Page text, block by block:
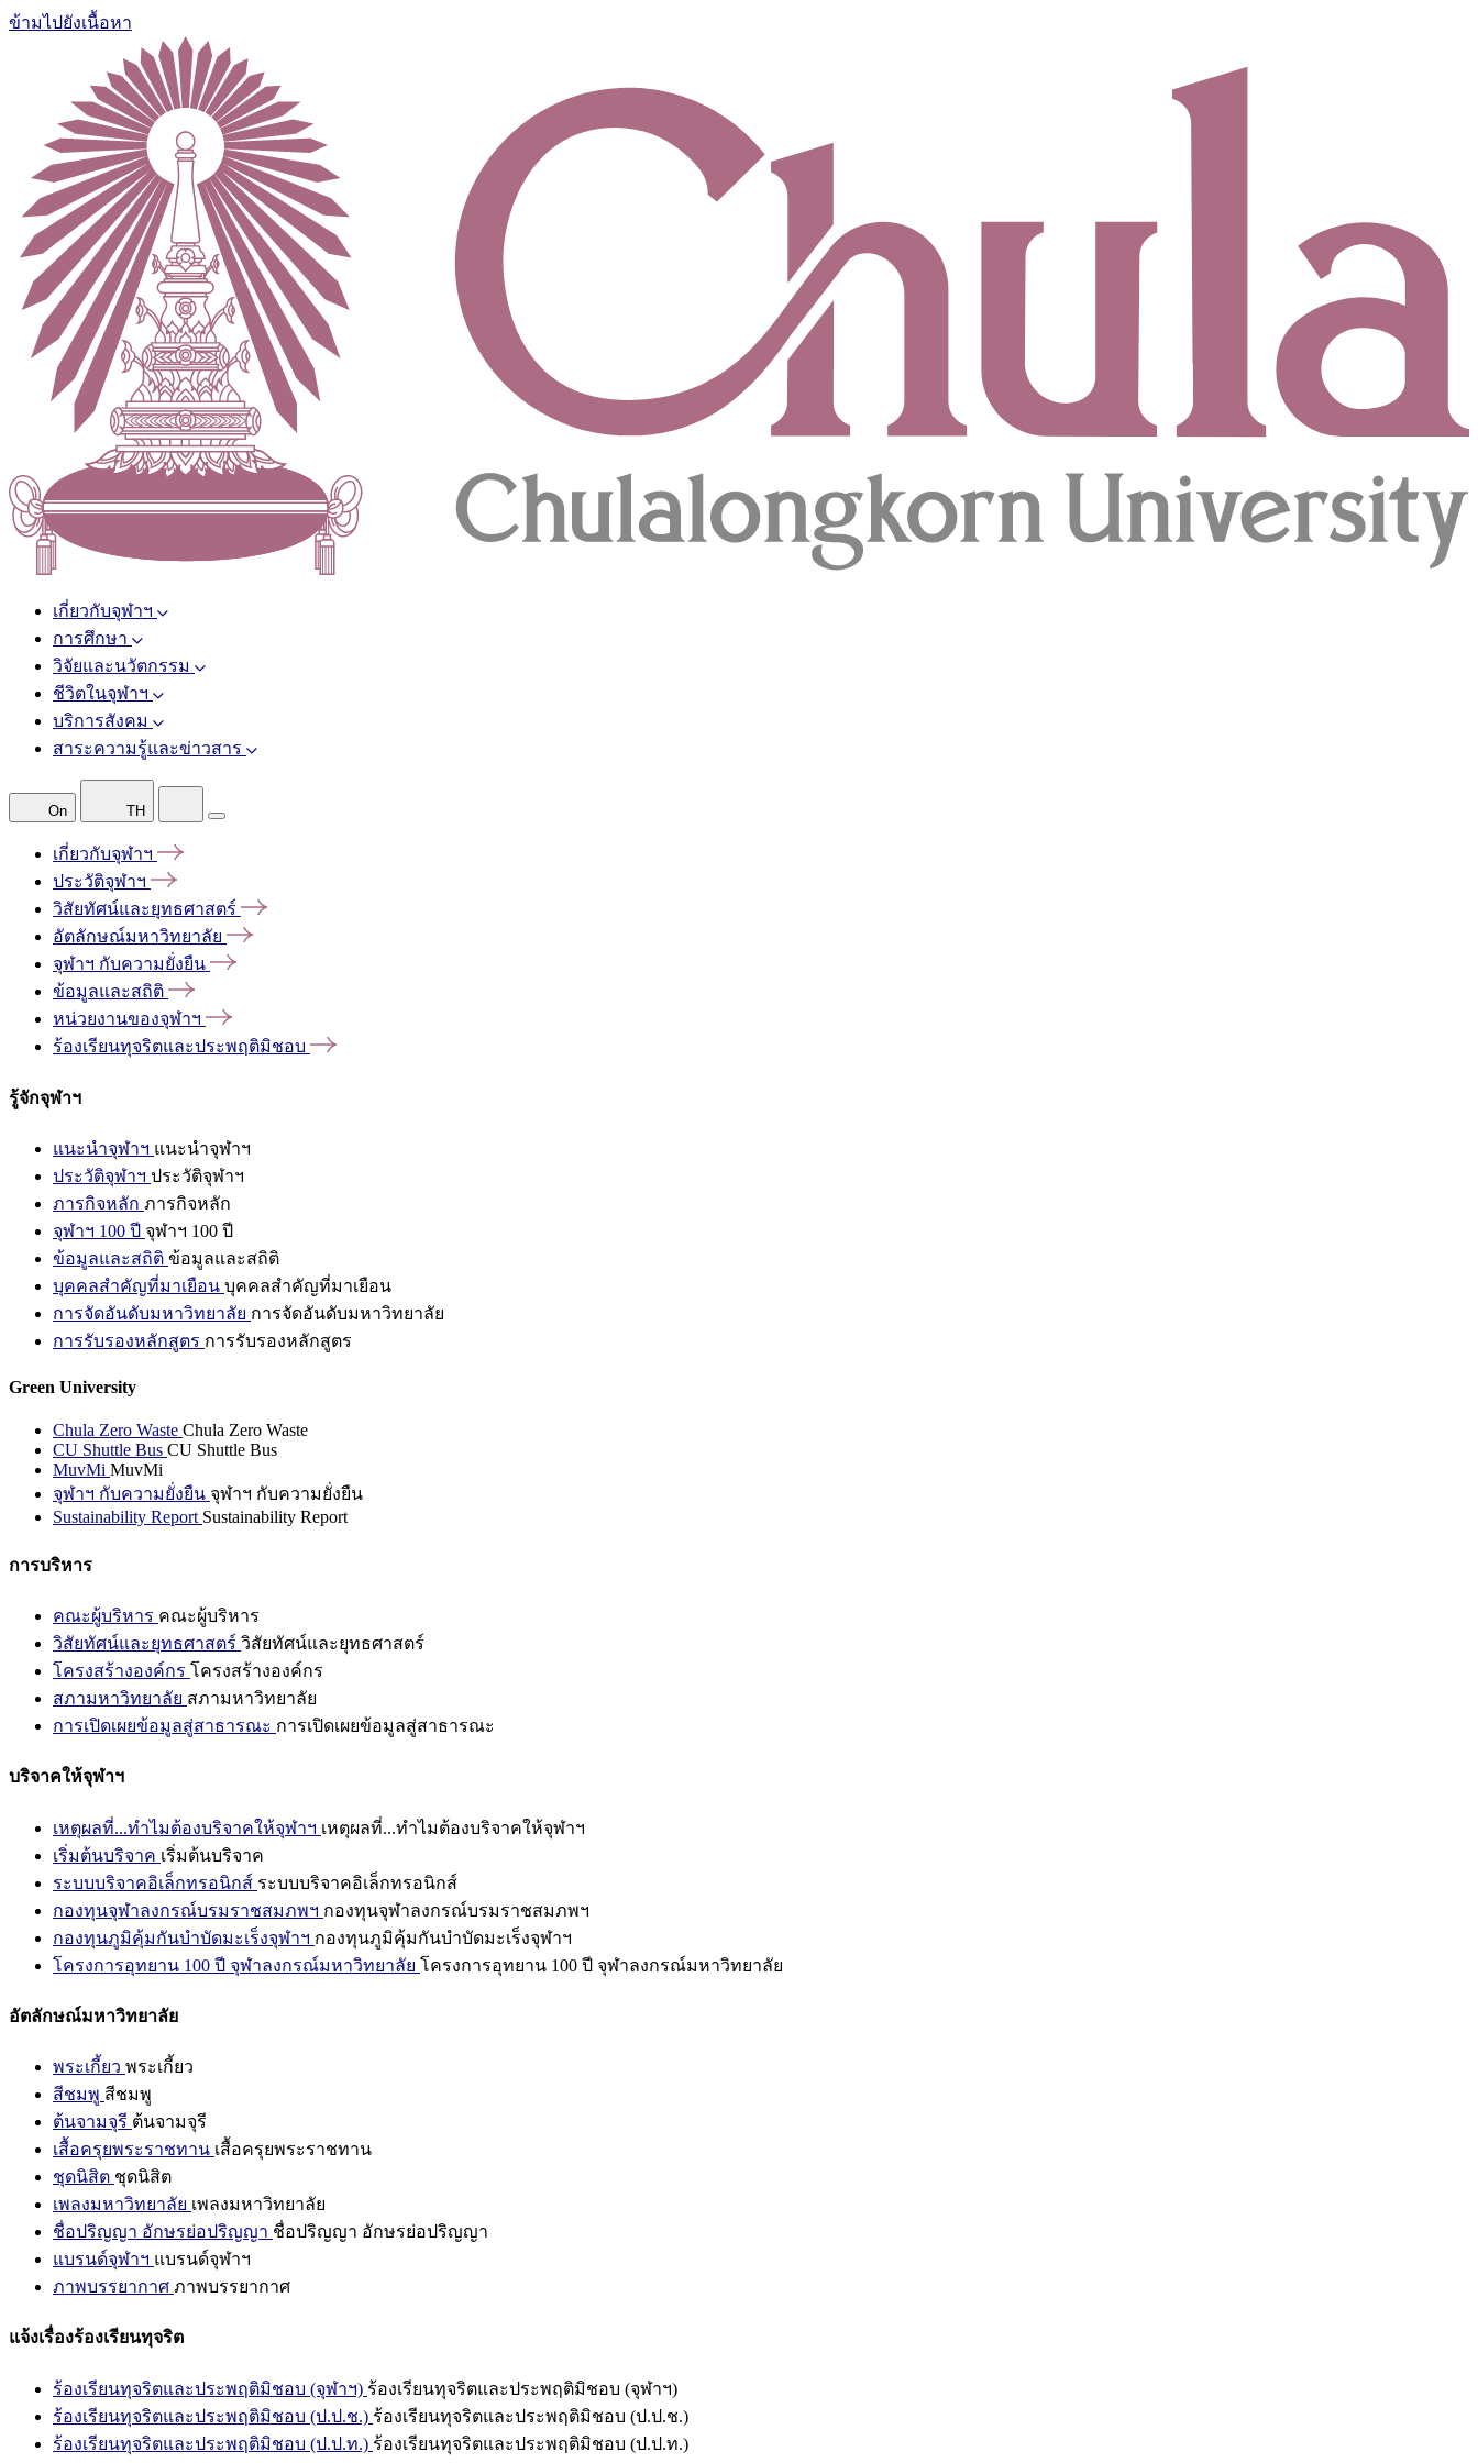
ข้ามไปยังเนื้อหา
เกี่ยวกับจุฬาฯ
การศึกษา
วิจัยและนวัตกรรม
ชีวิตในจุฬาฯ
บริการสังคม
สาระความรู้และข่าวสาร
On TH
เกี่ยวกับจุฬาฯ
ประวัติจุฬาฯ
วิสัยทัศน์และยุทธศาสตร์
อัตลักษณ์มหาวิทยาลัย
จุฬาฯ กับความยั่งยืน
ข้อมูลและสถิติ
หน่วยงานของจุฬาฯ
ร้องเรียนทุจริตและประพฤติมิชอบ
รู้จักจุฬาฯ
แนะนำจุฬาฯ แนะนำจุฬาฯ
ประวัติจุฬาฯ ประวัติจุฬาฯ
ภารกิจหลัก ภารกิจหลัก
จุฬาฯ 100 ปี จุฬาฯ 100 ปี
ข้อมูลและสถิติ ข้อมูลและสถิติ
บุคคลสำคัญที่มาเยือน บุคคลสำคัญที่มาเยือน
การจัดอันดับมหาวิทยาลัย การจัดอันดับมหาวิทยาลัย
การรับรองหลักสูตร การรับรองหลักสูตร
Green University
Chula Zero Waste Chula Zero Waste
CU Shuttle Bus CU Shuttle Bus
MuvMi MuvMi
จุฬาฯ กับความยั่งยืน จุฬาฯ กับความยั่งยืน
Sustainability Report Sustainability Report
การบริหาร
คณะผู้บริหาร คณะผู้บริหาร
วิสัยทัศน์และยุทธศาสตร์ วิสัยทัศน์และยุทธศาสตร์
โครงสร้างองค์กร โครงสร้างองค์กร
สภามหาวิทยาลัย สภามหาวิทยาลัย
การเปิดเผยข้อมูลสู่สาธารณะ การเปิดเผยข้อมูลสู่สาธารณะ
บริจาคให้จุฬาฯ
เหตุผลที่...ทำไมต้องบริจาคให้จุฬาฯ เหตุผลที่...ทำไมต้องบริจาคให้จุฬาฯ
เริ่มต้นบริจาค เริ่มต้นบริจาค
ระบบบริจาคอิเล็กทรอนิกส์ ระบบบริจาคอิเล็กทรอนิกส์
กองทุนจุฬาลงกรณ์บรมราชสมภพฯ กองทุนจุฬาลงกรณ์บรมราชสมภพฯ
กองทุนภูมิคุ้มกันบำบัดมะเร็งจุฬาฯ กองทุนภูมิคุ้มกันบำบัดมะเร็งจุฬาฯ
โครงการอุทยาน 100 ปี จุฬาลงกรณ์มหาวิทยาลัย โครงการอุทยาน 100 ปี จุฬาลงกรณ์มหาวิทยาลัย
อัตลักษณ์มหาวิทยาลัย
พระเกี้ยว พระเกี้ยว
สีชมพู สีชมพู
ต้นจามจุรี ต้นจามจุรี
เสื้อครุยพระราชทาน เสื้อครุยพระราชทาน
ชุดนิสิต ชุดนิสิต
เพลงมหาวิทยาลัย เพลงมหาวิทยาลัย
ชื่อปริญญา อักษรย่อปริญญา ชื่อปริญญา อักษรย่อปริญญา
แบรนด์จุฬาฯ แบรนด์จุฬาฯ
ภาพบรรยากาศ ภาพบรรยากาศ
แจ้งเรื่องร้องเรียนทุจริต
ร้องเรียนทุจริตและประพฤติมิชอบ (จุฬาฯ) ร้องเรียนทุจริตและประพฤติมิชอบ (จุฬาฯ)
ร้องเรียนทุจริตและประพฤติมิชอบ (ป.ป.ช.) ร้องเรียนทุจริตและประพฤติมิชอบ (ป.ป.ช.)
ร้องเรียนทุจริตและประพฤติมิชอบ (ป.ป.ท.) ร้องเรียนทุจริตและประพฤติมิชอบ (ป.ป.ท.)